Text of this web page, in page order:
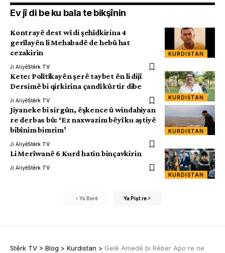
Ev jî di be ku bala te bikşînin
KURDISTAN
Kontrayê dest wî di şehîdkirina 4
gerîlayên li Mehabadê de hebû hat
cezakirin
Ji AliyêStêrk TV
KURDISTAN
Kete: Polîtîkayên şerê taybet ên li dijî
Dersimê bi qirkirina çandî kûrtir dibe
Ji AliyêStêrk TV
KURDISTAN
Jiyaneke bi sirgûn, êşkence û windahiyan
re derbas bû: ‘Ez naxwazim bêyî ku aştiyê
bibînim bimrim’
Ji AliyêStêrk TV
KURDISTAN
Li Merîwanê 6 Kurd hatin binçavkirin
Ji AliyêStêrk TV
Ya Berê Ya Pişt re
Stêrk TV > Blog > Kurdistan > Gelê Amedê bi Rêber Apo re ne